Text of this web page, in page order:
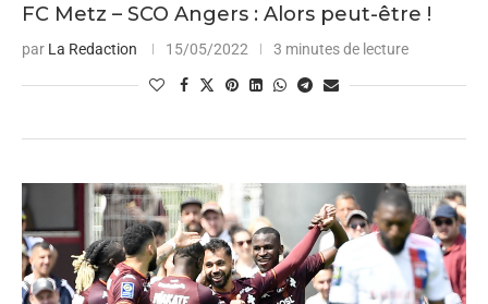
FC Metz – SCO Angers : Alors peut-être !
par La Redaction 15/05/2022 3 minutes de lecture